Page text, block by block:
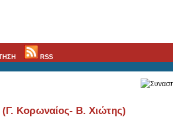
RSS
Κορωναίος- B. Χιώτης)